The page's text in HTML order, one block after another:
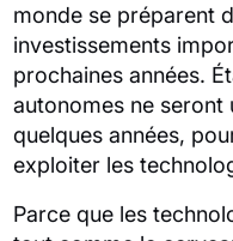
monde se préparent
investissements
prochaines années.
autonomes ne seront
quelques années,
exploiter les
Parce que les